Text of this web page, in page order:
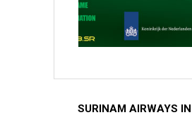
SURINAM AIRWAYS